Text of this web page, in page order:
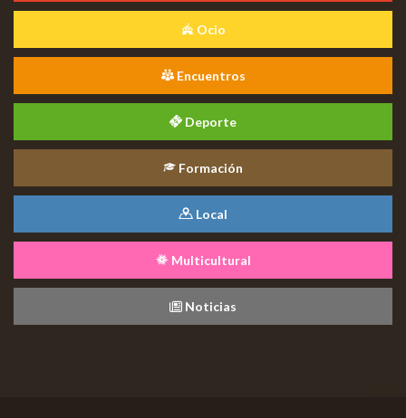
Ocio
Encuentros
Deporte
Formación
Local
Multicultural
Noticias